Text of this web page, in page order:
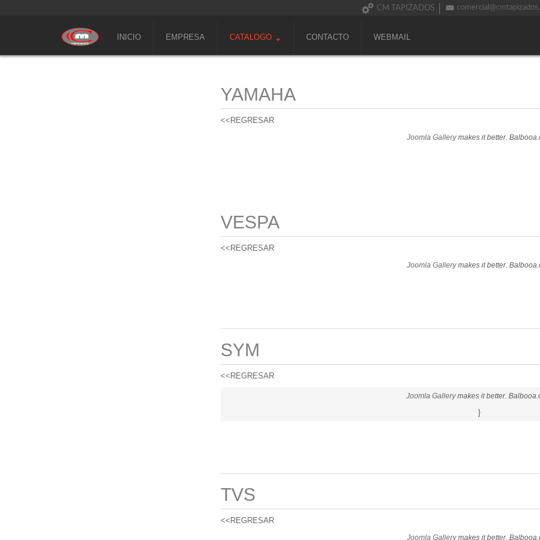
CM TAPIZADOS
INICIO EMPRESA CATALOGO CONTACTO WEBMAIL
YAMAHA
<<REGRESAR
Joomla Gallerymakes it better.
VESPA
<<REGRESAR
Joomla Gallerymakes it better.
SYM
<<REGRESAR
Joomla Gallerymakes it better.
}
TVS
<<REGRESAR
Joomla Gallerymakes it better.